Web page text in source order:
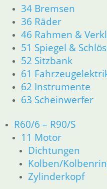
34 Bremsen
36 Räder
46 Rahmen &
51 Spiegel &
52 Sitzbank
61
62 Instrumente
63 Scheinwerfer
R60/6 – R90/S
11 Motor
Dichtungen
Kolben/
Zylinderkopf
36 Räder
46 Rahmen & Verkleidung
51 Spiegel & Schlösser
52 Sitzbank
61 Fahrzeugelektrik
62 Instrumente
63 Scheinwerfer
11 Motor
Dichtungen
Kolben/Kolbenringe
Zylinderkopf
12 Motorelektrik